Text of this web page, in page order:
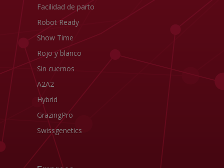
Facilidad de parto
Robot Ready
Show Time
Rojo y blanco
Sin cuernos
A2A2
Hybrid
GrazingPro
Swissgenetics